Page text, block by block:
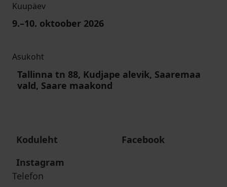
Kuupäev
9.–10. oktoober 2026
Asukoht
Tallinna tn 88, Kudjape alevik, Saaremaa
vald, Saare maakond
Koduleht
Facebook
Instagram
Telefon